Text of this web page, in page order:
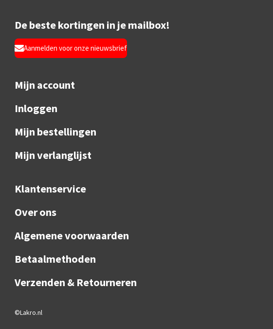
De beste kortingen in je mailbox!
Aanmelden voor onze nieuwsbrief
Mijn account
Inloggen
Mijn bestellingen
Mijn verlanglijst
Klantenservice
Over ons
Algemene voorwaarden
Betaalmethoden
Verzenden & Retourneren
©Lakro.nl